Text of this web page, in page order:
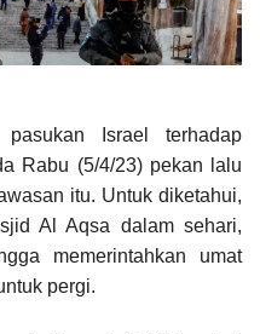
Israel terhadap
Rabu (5/4/23) pekan lalu
itu. Untuk diketahui,
Al Aqsa dalam sehari,
memerintahkan umat
pergi.